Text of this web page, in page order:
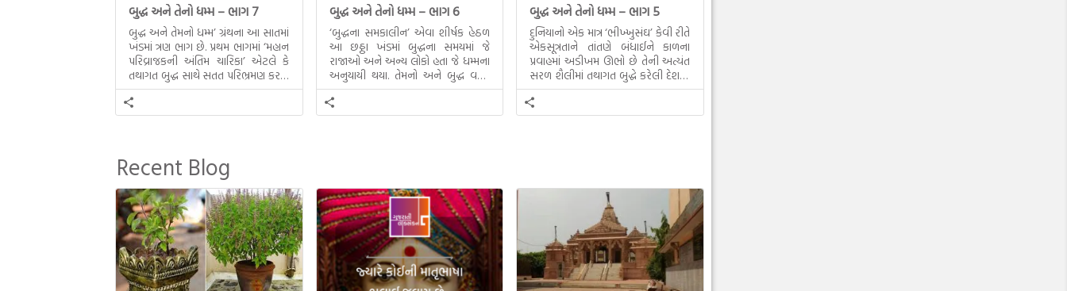
બુદ્ધ અને તેનો ધમ્મ – ભાગ 7
બુદ્ધ અને તેમનો ધમ્મ’ ગ્રંથના આ સાતમાં
ખંડમાં ત્રણ ભાગ છે. પ્રથમ ભાગમાં ‘મહાન
પરિવ્રાજકની અંતિમ ચારિકા’ એટલે કે
તથાગત બુદ્ધ સાથે સતત પરિભ્રમણ કરતા
સહચારીઓ સાથે ફરી એકવારની
મુલાકાત, બીજા ભાગમાં તથાગતે
વૈશાલીથી વિદાય લીધી તે અને ત્રીજા
દૃશ્યો અંકિત થયાં છે. ટૂંકમાં બુદ્ધનાં
જીવનના અંતિમ દિવસોની યાત્રાનો
પરિપાક જોવા મળે […]
બુદ્ધ અને તેનો ધમ્મ – ભાગ 6
‘બુદ્ધના સમકાલીન’ એવા શીર્ષક હેઠળ
આ છઠ્ઠા ખંડમાં બુદ્ધના સમયમાં જે
રાજાઓ અને અન્ય લોકો હતા જે ધમ્મના
અનુયાયી થયા. તેમનો અને બુદ્ધ વચ્ચે
થયેલો સત્સંગ વીશે જાણકારી મળે છે.
બુદ્ધ અને તેનો ધમ્મ – ભાગ 5
દુનિયાનો એક માત્ર ‘ભીખ્ખુસંઘ’ કેવી રીતે
એકસૂત્રતાને તાંતણે બંધાઈને કાળના
પ્રવાહમાં અડીખમ ઊભો છે તેની અત્યંત
સરળ શૈલીમાં તથાગત બુદ્ધે કરેલી દેશના
સમાવતો મૂલ્યવાન ગ્રંથ એટલે બુદ્ધ અને
તેનો ધમ્મ.
Recent Blog